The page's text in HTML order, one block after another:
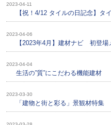
2023-04-11
【祝！4/12 タイルの日記念】タ
2023-04-06
【2023年4月】建材ナビ 初登場
2023-04-04
生活の”質”にこだわる機能建材
2023-03-30
「建物と街と彩る」景観材特集